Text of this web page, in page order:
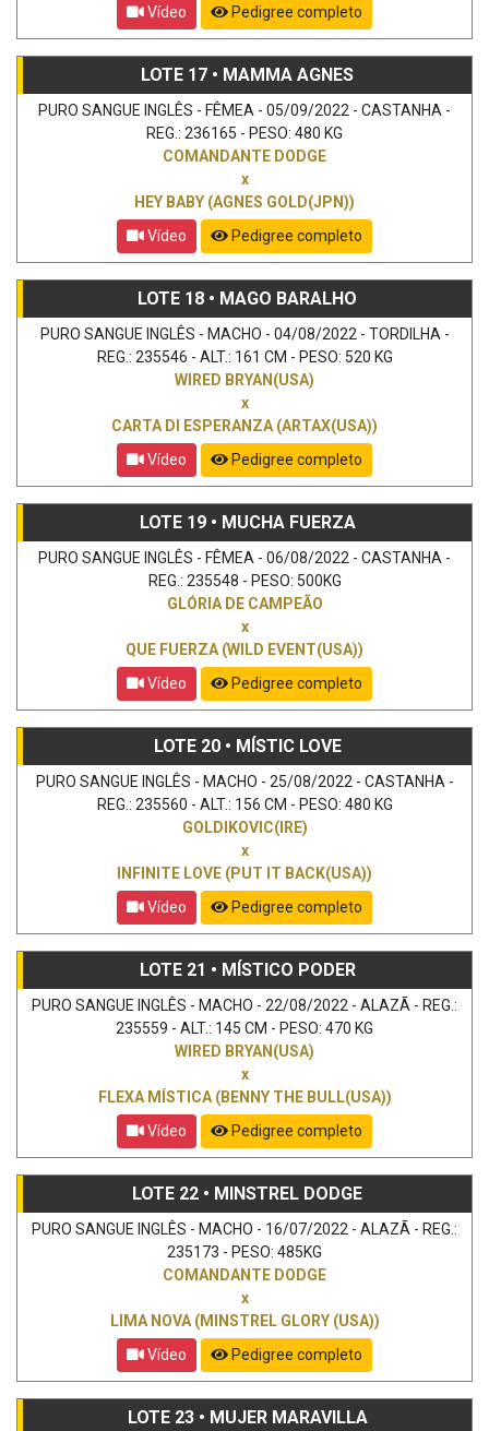
Vídeo
Pedigree completo
LOTE 17 • MAMMA AGNES
PURO SANGUE INGLÊS - FÊMEA - 05/09/2022 - CASTANHA -
REG.: 236165 - PESO: 480 KG
COMANDANTE DODGE
x
HEY BABY (AGNES GOLD(JPN))
Vídeo
Pedigree completo
LOTE 18 • MAGO BARALHO
PURO SANGUE INGLÊS - MACHO - 04/08/2022 - TORDILHA -
REG.: 235546 - ALT.: 161 CM - PESO: 520 KG
WIRED BRYAN(USA)
x
CARTA DI ESPERANZA (ARTAX(USA))
Vídeo
Pedigree completo
LOTE 19 • MUCHA FUERZA
PURO SANGUE INGLÊS - FÊMEA - 06/08/2022 - CASTANHA -
REG.: 235548 - PESO: 500KG
GLÓRIA DE CAMPEÃO
x
QUE FUERZA (WILD EVENT(USA))
Vídeo
Pedigree completo
LOTE 20 • MÍSTIC LOVE
PURO SANGUE INGLÊS - MACHO - 25/08/2022 - CASTANHA -
REG.: 235560 - ALT.: 156 CM - PESO: 480 KG
GOLDIKOVIC(IRE)
x
INFINITE LOVE (PUT IT BACK(USA))
Vídeo
Pedigree completo
LOTE 21 • MÍSTICO PODER
PURO SANGUE INGLÊS - MACHO - 22/08/2022 - ALAZÃ - REG.:
235559 - ALT.: 145 CM - PESO: 470 KG
WIRED BRYAN(USA)
x
FLEXA MÍSTICA (BENNY THE BULL(USA))
Vídeo
Pedigree completo
LOTE 22 • MINSTREL DODGE
PURO SANGUE INGLÊS - MACHO - 16/07/2022 - ALAZÃ - REG.:
235173 - PESO: 485KG
COMANDANTE DODGE
x
LIMA NOVA (MINSTREL GLORY (USA))
Vídeo
Pedigree completo
LOTE 23 • MUJER MARAVILLA